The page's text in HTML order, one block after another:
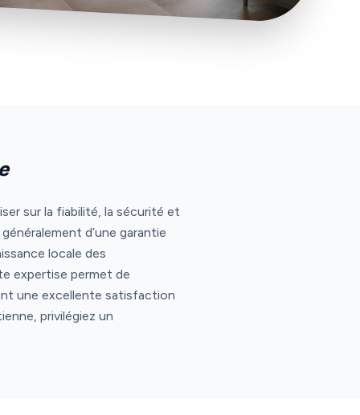
sur la fiabilité, la sécurité et
d’une garantie
locale des
expertise permet de
une excellente satisfaction
privilégiez un